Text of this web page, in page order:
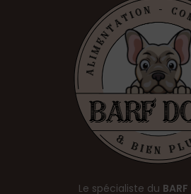
Le spécialiste du BARF